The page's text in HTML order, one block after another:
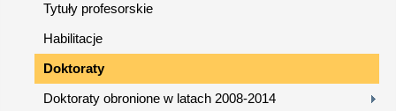
Tytuły profesorskie
Habilitacje
Doktoraty
Doktoraty obronione w latach 2008-2014